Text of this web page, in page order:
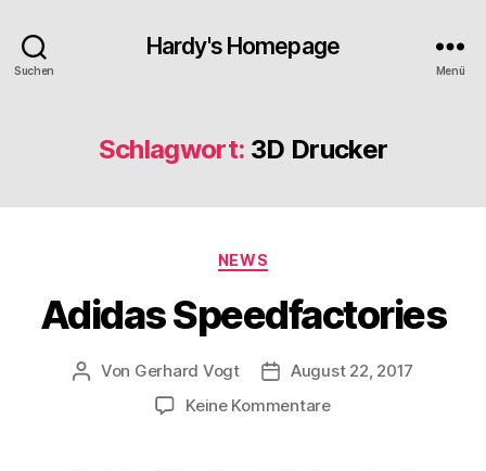
Suchen
Hardy's Homepage
Menü
Schlagwort: 3D Drucker
Kategorien
NEWS
Adidas Speedfactories
Beitragsautor
Von Gerhard Vogt Veröffentlichungsdatum
August 22, 2017
Keine Kommentarezu